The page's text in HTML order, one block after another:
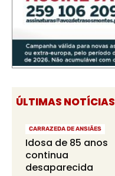
ÚLTIMAS NOTÍCIAS
CARRAZEDA DE ANSIÃES
Idosa de 85 anos
continua
desaparecida